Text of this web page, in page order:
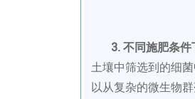
3. 不同施肥条件
土壤中筛选到的细
以从复杂的微生物